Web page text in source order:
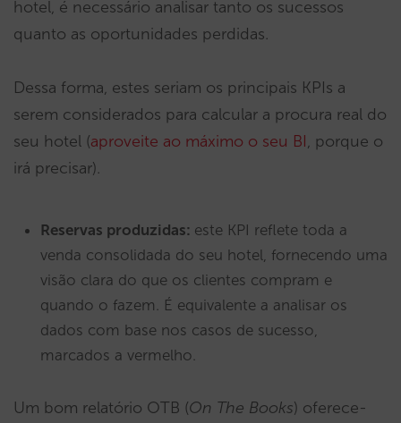
hotel, é necessário analisar tanto os sucessos
quanto as oportunidades perdidas.
Dessa forma, estes seriam os principais KPIs a
serem considerados para calcular a procura real do
seu hotel (aproveite ao máximo o seu BI, porque o
irá precisar).
Reservas produzidas: este KPI reflete toda a
venda consolidada do seu hotel, fornecendo uma
visão clara do que os clientes compram e
quando o fazem. É equivalente a analisar os
dados com base nos casos de sucesso,
marcados a vermelho.
Um bom relatório OTB (On The Books) oferece-